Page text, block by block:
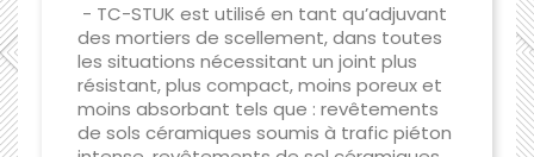
- TC-STUK est utilisé en tant qu’adjuvant
des mortiers de scellement, dans toutes
les situations nécessitant un joint plus
résistant, plus compact, moins poreux et
moins absorbant tels que : revêtements
de sols céramiques soumis à trafic piéton